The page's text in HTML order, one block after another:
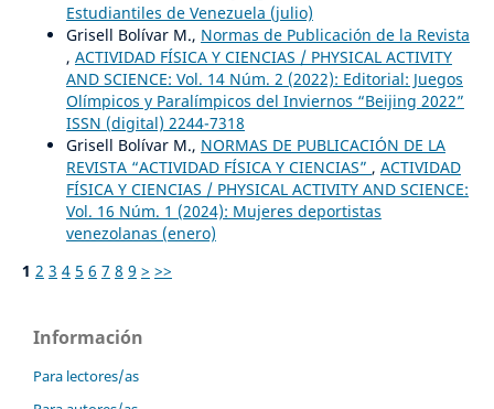
Estudiantiles de Venezuela (julio)
Grisell Bolívar M., Normas de Publicación de la Revista
, ACTIVIDAD FÍSICA Y CIENCIAS / PHYSICAL ACTIVITY
AND SCIENCE: Vol. 14 Núm. 2 (2022): Editorial: Juegos
Olímpicos y Paralímpicos del Inviernos “Beijing 2022”
ISSN (digital) 2244-7318
Grisell Bolívar M., NORMAS DE PUBLICACIÓN DE LA
REVISTA “ACTIVIDAD FÍSICA Y CIENCIAS” , ACTIVIDAD
FÍSICA Y CIENCIAS / PHYSICAL ACTIVITY AND SCIENCE:
Vol. 16 Núm. 1 (2024): Mujeres deportistas
venezolanas (enero)
1 2 3 4 5 6 7 8 9 > >>
Información
Para lectores/as